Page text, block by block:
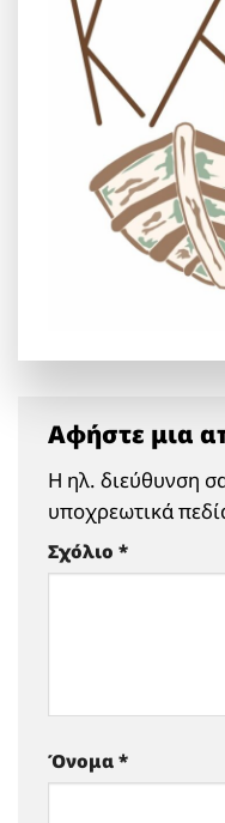
Αφήστε μια
Η ηλ. διεύθυνση
υποχρεωτικά
Σχόλιο *
Όνομα *